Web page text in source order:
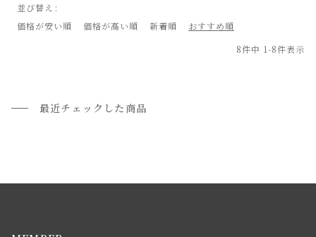
並び替え
価格が安い順
価格が高い順 新着順
おすすめ順
8件中 1-8件表示
最近チェックした商品